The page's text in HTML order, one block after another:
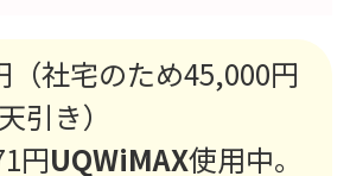
（社宅のため45,000円
引き）
円UQWiMAX使用中。